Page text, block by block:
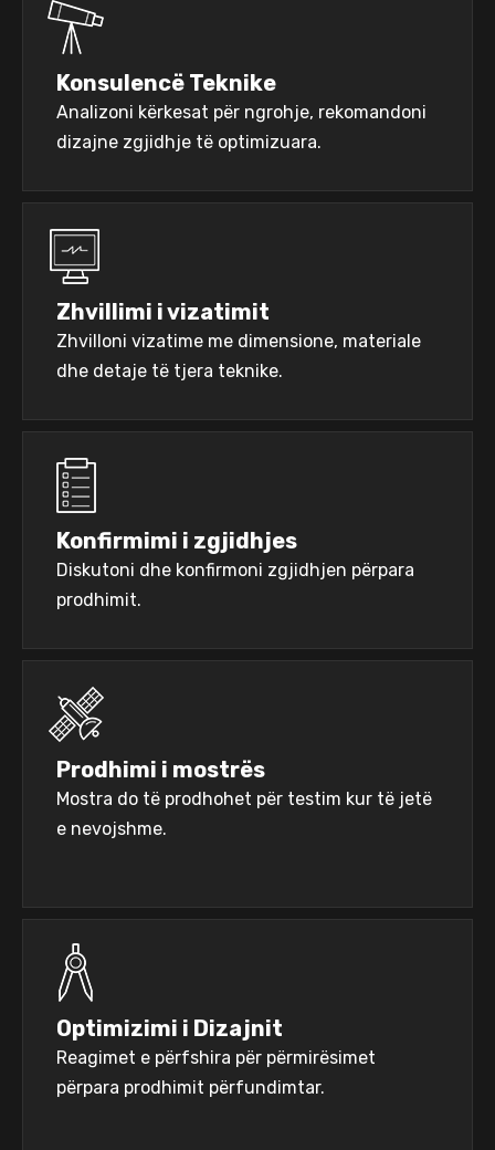
Konsulencë Teknike
Analizoni kërkesat për ngrohje, rekomandoni
dizajne zgjidhje të optimizuara.
Zhvillimi i vizatimit
Zhvilloni vizatime me dimensione, materiale
dhe detaje të tjera teknike.
Konfirmimi i zgjidhjes
Diskutoni dhe konfirmoni zgjidhjen përpara
prodhimit.
Prodhimi i mostrës
Mostra do të prodhohet për testim kur të jetë
e nevojshme.
Optimizimi i Dizajnit
Reagimet e përfshira për përmirësimet
përpara prodhimit përfundimtar.